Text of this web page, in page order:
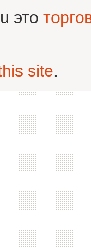
это
site.